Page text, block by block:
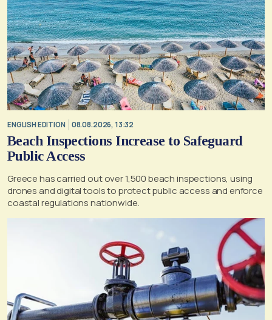
ENGLISH EDITION 08.08.2026, 13:32
Beach Inspections Increase to Safeguard
Public Access
Greece has carried out over 1,500 beach inspections, using
drones and digital tools to protect public access and enforce
coastal regulations nationwide.